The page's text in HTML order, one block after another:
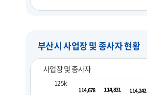
부산시 사업장 및 종사자 현황
사업장 및 종사자
114,242
114,242
114,831
114,831
114,678
114,678
125k